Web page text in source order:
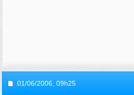
01/06/2006, 09h25